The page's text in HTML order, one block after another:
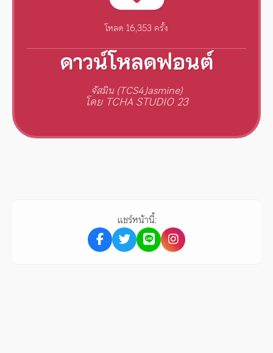
โหลด 16,353 ครั้ง
ดาวน์โหลดฟอนต์
จัสมิน (TCS4Jasmine)
โดย TCHA STUDIO 23
แชร์หน้านี้: